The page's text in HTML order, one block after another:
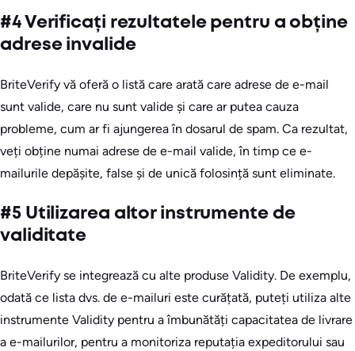
#4 Verificați rezultatele pentru a obține
adrese invalide
BriteVerify vă oferă o listă care arată care adrese de e-mail
sunt valide, care nu sunt valide și care ar putea cauza
probleme, cum ar fi ajungerea în dosarul de spam. Ca rezultat,
veți obține numai adrese de e-mail valide, în timp ce e-
mailurile depășite, false și de unică folosință sunt eliminate.
#5 Utilizarea altor instrumente de
validitate
BriteVerify se integrează cu alte produse Validity. De exemplu,
odată ce lista dvs. de e-mailuri este curățată, puteți utiliza alte
instrumente Validity pentru a îmbunătăți capacitatea de livrare
a e-mailurilor, pentru a monitoriza reputația expeditorului sau